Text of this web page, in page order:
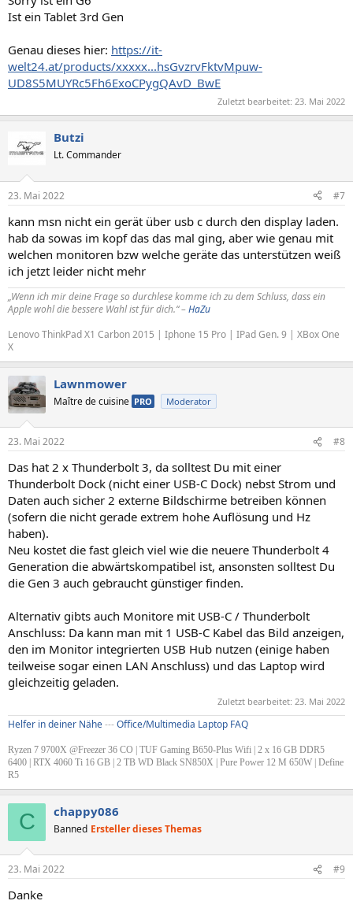
Ist ein Tablet 3rd Gen
Genau dieses hier: https://it-
welt24.at/products/xxxxx...hsGvzrvFktvMpuw-
UD8S5MUYRc5Fh6ExoCPygQAvD_BwE
Zuletzt bearbeitet: 23. Mai 2022
Butzi
Lt. Commander
23. Mai 2022 #7
kann msn nicht ein gerät über usb c durch den display laden.
hab da sowas im kopf das das mal ging, aber wie genau mit
welchen monitoren bzw welche geräte das unterstützen weiß
ich jetzt leider nicht mehr
„Wenn ich mir deine Frage so durchlese komme ich zu dem Schluss, dass ein
Apple wohl die bessere Wahl ist für dich.“ –HaZu
Lenovo ThinkPad X1 Carbon 2015 | Iphone 15 Pro | IPad Gen. 9 | XBox One
X
Lawnmower
Maître de cuisine PRO Moderator
23. Mai 2022 #8
Das hat 2 x Thunderbolt 3, da solltest Du mit einer
Thunderbolt Dock (nicht einer USB-C Dock) nebst Strom und
Daten auch sicher 2 externe Bildschirme betreiben können
(sofern die nicht gerade extrem hohe Auflösung und Hz
haben).
Neu kostet die fast gleich viel wie die neuere Thunderbolt 4
Generation die abwärtskompatibel ist, ansonsten solltest Du
die Gen 3 auch gebraucht günstiger finden.
Alternativ gibts auch Monitore mit USB-C / Thunderbolt
Anschluss: Da kann man mit 1 USB-C Kabel das Bild anzeigen,
den im Monitor integrierten USB Hub nutzen (einige haben
teilweise sogar einen LAN Anschluss) und das Laptop wird
gleichzeitig geladen.
Zuletzt bearbeitet: 23. Mai 2022
Helfer in deiner Nähe---Office/Multimedia Laptop FAQ
Ryzen 7 9700X @Freezer 36 CO | TUF Gaming B650-Plus Wifi | 2 x 16 GB DDR5
6400 | RTX 4060 Ti 16 GB | 2 TB WD Black SN850X | Pure Power 12 M 650W | Define
R5
C chappy086
Banned Ersteller dieses Themas
23. Mai 2022 #9
Danke